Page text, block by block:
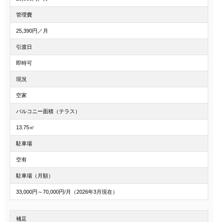
管理費
25,390円／月
引渡日
即時可
現況
空家
バルコニー面積（テラス）
13.75㎡
駐車場
空有
駐車場（月額）
33,000円～70,000円/月（2026年3月現在）
補足